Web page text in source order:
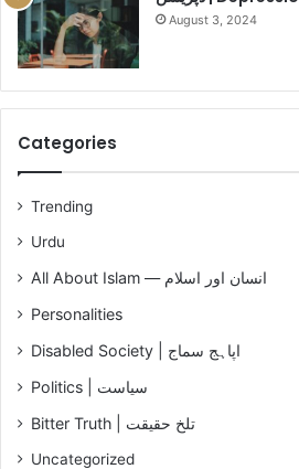
ی
August 3, 2024
Categories
Trending
Urdu
All About Islam — انسان اور اسلام
Personalities
Disabled Society | اپاہج سماج
Politics | سیاست
Bitter Truth | تلخ حقیقت
Uncategorized